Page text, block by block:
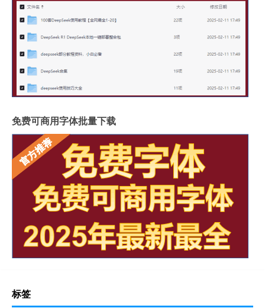
免费可商用字体批量下载
标签